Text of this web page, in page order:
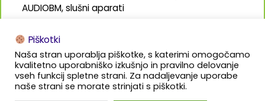
AUDIOBM, slušni aparati
Piškotki
Naša stran uporablja piškotke, s katerimi omogočamo
kvalitetno uporabniško izkušnjo in pravilno delovanje
vseh funkcij spletne strani. Za nadaljevanje uporabe
naše strani se morate strinjati s piškotki.